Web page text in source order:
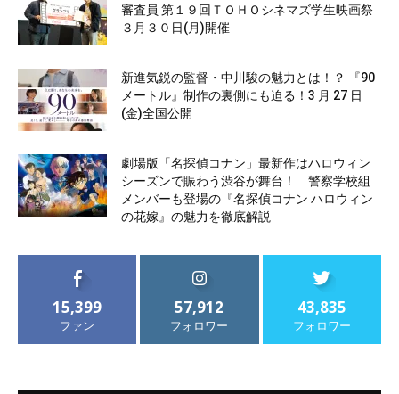
審査員 第１９回ＴＯＨＯシネマズ学生映画祭
３月３０日(月)開催
新進気鋭の監督・中川駿の魅力とは！？ 『90
メートル』制作の裏側にも迫る！3 月 27 日
(金)全国公開
劇場版「名探偵コナン」最新作はハロウィン
シーズンで賑わう渋谷が舞台！ 警察学校組
メンバーも登場の『名探偵コナン ハロウィン
の花嫁』の魅力を徹底解説
15,399
ファン
57,912
フォロワー
43,835
フォロワー